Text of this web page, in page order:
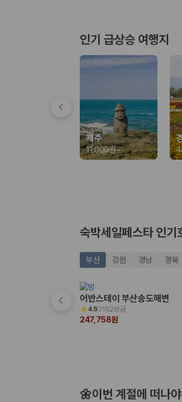
커플·친구 여행에서 많이 선택되며 가격과 승차감의
가족 여행, 짐이 많은 여행, 장거리 이동에 적합하
단체 여행이나 4인 이상 가족 여행에 적합하며 인
제주렌트카 보험까지 비교해야 진짜
동일한 차량이라도 보험 조건에 따라 실제 부담 금액이
사고 발생 시 일정 금액의 면책금이 발생
보상 한도 내에서 면책금 부담이 줄어드
제주렌트카 가격비교 자주 묻는 질문
Q. 가족 여행에는 어떤 제주 렌트카를 비교해야 하나요?
인기 급상승 여행지
제주
11,000원~
숙박세일페스타 인기
부산 강원 경남 경북
어반스테이 부산송도해변
4.5(211) 2성급
247,758원
🌼이번 계절에 떠나